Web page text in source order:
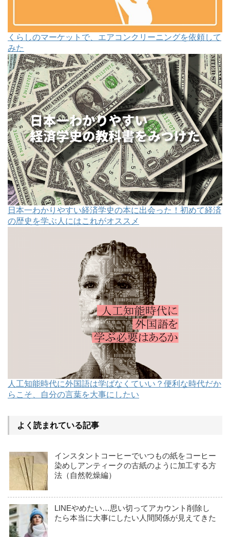
くらしのマーケットで、エアコンクリーニングを依頼して
みた
日本一わかりやすい経済学史の本に出会った！初めて経済
の歴史を学ぶ人にはこれがオススメ
人工知能時代に外国語は学ばなくていい？便利な時代だか
らこそ、自分の言葉を大事にしたい
よく読まれている記事
インスタントコーヒーでいつもの紙をコーヒー
染めしアンティークの古紙のように加工する方
法（自然乾燥編）
LINEやめたい…思い切ってアカウント削除し
たら本当に大事にしたい人間関係が見えてきた